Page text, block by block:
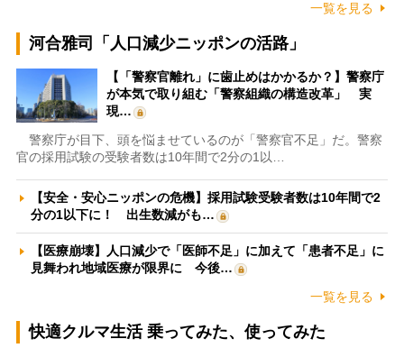
一覧を見る
河合雅司「人口減少ニッポンの活路」
【「警察官離れ」に歯止めはかかるか？】警察庁
が本気で取り組む「警察組織の構造改革」 実
現…
警察庁が目下、頭を悩ませているのが「警察官不足」だ。警察
官の採用試験の受験者数は10年間で2分の1以…
【安全・安心ニッポンの危機】採用試験受験者数は10年間で2
分の1以下に！ 出生数減がも…
【医療崩壊】人口減少で「医師不足」に加えて「患者不足」に
見舞われ地域医療が限界に 今後…
一覧を見る
快適クルマ生活 乗ってみた、使ってみた